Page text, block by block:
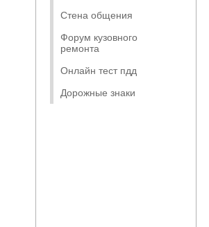
Стена общения
Форум кузовного
ремонта
Онлайн тест пдд
Дорожные знаки